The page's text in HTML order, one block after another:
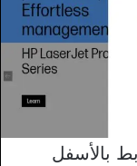
بالأسفل